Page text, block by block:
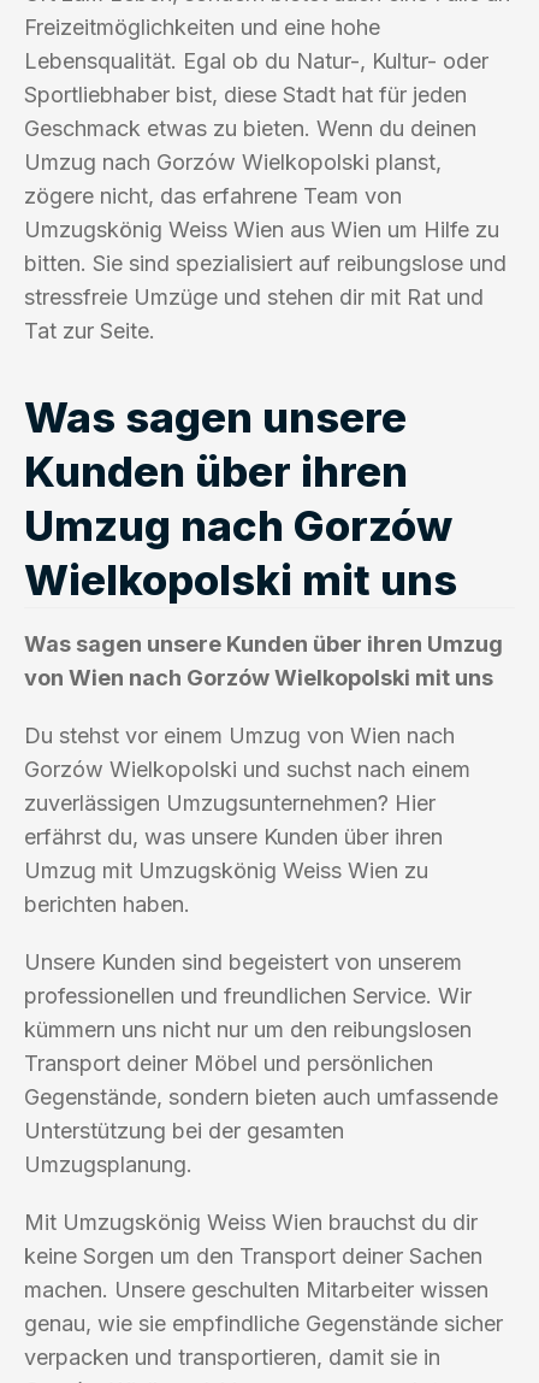
Freizeitmöglichkeiten und eine hohe
Lebensqualität. Egal ob du Natur-, Kultur- oder
Sportliebhaber bist, diese Stadt hat für jeden
Geschmack etwas zu bieten. Wenn du deinen
Umzug nach Gorzów Wielkopolski planst,
zögere nicht, das erfahrene Team von
Umzugskönig Weiss Wien aus Wien um Hilfe zu
bitten. Sie sind spezialisiert auf reibungslose und
stressfreie Umzüge und stehen dir mit Rat und
Tat zur Seite.
Was sagen unsere
Kunden über ihren
Umzug nach Gorzów
Wielkopolski mit uns
Was sagen unsere Kunden über ihren Umzug
von Wien nach Gorzów Wielkopolski mit uns
Du stehst vor einem Umzug von Wien nach
Gorzów Wielkopolski und suchst nach einem
zuverlässigen Umzugsunternehmen? Hier
erfährst du, was unsere Kunden über ihren
Umzug mit Umzugskönig Weiss Wien zu
berichten haben.
Unsere Kunden sind begeistert von unserem
professionellen und freundlichen Service. Wir
kümmern uns nicht nur um den reibungslosen
Transport deiner Möbel und persönlichen
Gegenstände, sondern bieten auch umfassende
Unterstützung bei der gesamten
Umzugsplanung.
Mit Umzugskönig Weiss Wien brauchst du dir
keine Sorgen um den Transport deiner Sachen
machen. Unsere geschulten Mitarbeiter wissen
genau, wie sie empfindliche Gegenstände sicher
verpacken und transportieren, damit sie in